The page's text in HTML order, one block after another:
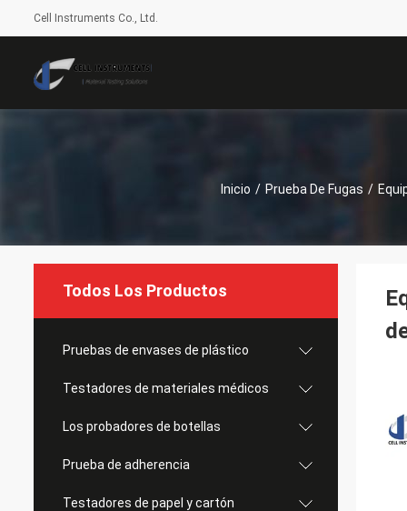
Cell Instruments Co., Ltd.
Inicio / Prueba De Fugas /
Todos Los Productos
Pruebas de envases de plástico
Testadores de materiales médicos
Los probadores de botellas
Prueba de adherencia
Testadores de papel y cartón